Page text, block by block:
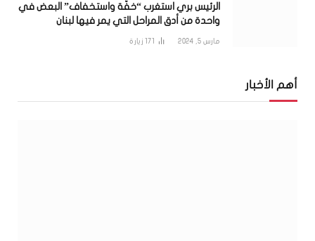
الرئيس بري استغرب “خفّة واستخفاف” البعض في
واحدة من أدق المراحل التي يمر فيها لبنان
مارس 5, 2024 171 زيارة
أهم الأخبار